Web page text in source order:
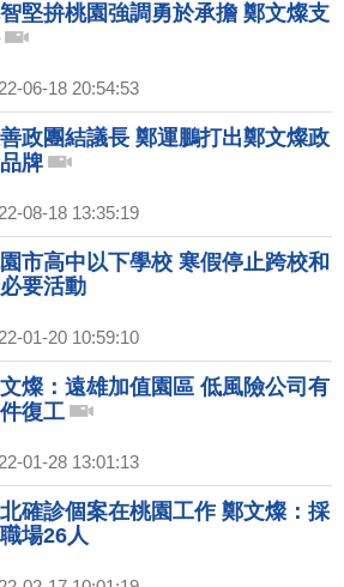
堅拚桃園強調勇於承擔 鄭文燦支
06-18 20:54:53
政團結議長 鄭運鵬打出鄭文燦政
牌
08-18 13:35:19
市高中以下學校 寒假停止跨校和
要活動
01-20 10:59:10
燦：遠雄加值園區 低風險公司有
復工
01-28 13:01:13
確診個案在桃園工作 鄭文燦：採
場26人